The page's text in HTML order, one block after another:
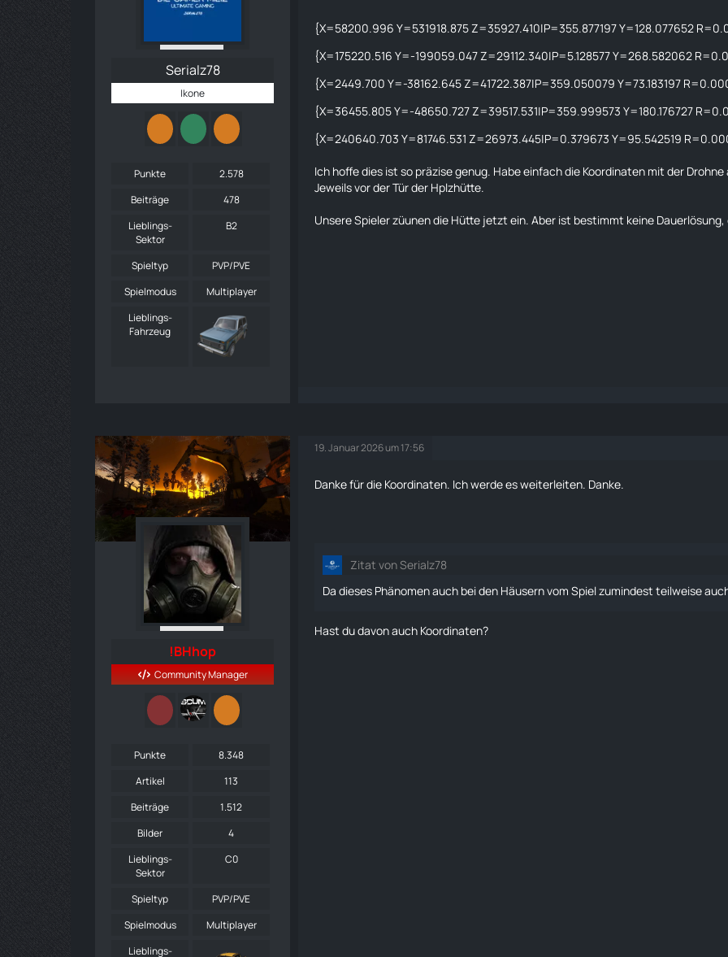
Serialz78
Ikone
Punkte
2.578
Beiträge
478
Lieblings-
Sektor
B2
Spieltyp
PVP/PVE
Spielmodus
Multiplayer
Lieblings-
Fahrzeug
{X=58200.996 Y=531918.875 Z=35927.410|P=355.877197 Y=128.077652
{X=175220.516 Y=-199059.047 Z=29112.340|P=5.128577 Y=268.582062
{X=2449.700 Y=-38162.645 Z=41722.387|P=359.050079 Y=73.183197
{X=36455.805 Y=-48650.727 Z=39517.531|P=359.999573 Y=180.176727
{X=240640.703 Y=81746.531 Z=26973.445|P=0.379673 Y=95.542519
Ich hoffe dies ist so präzise genug. Habe einfach die Koordinaten mit der Drohne
Jeweils vor der Tür der Hplzhütte.
Unsere Spieler züunen die Hütte jetzt ein. Aber ist bestimmt keine
!BHhop
Community Manager
Punkte
8.348
Artikel
113
Beiträge
1.512
Bilder
4
Lieblings-
Sektor
C0
Spieltyp
PVP/PVE
Spielmodus
Multiplayer
Lieblings-
19. Januar 2026 um 17:56
Danke für die Koordinaten. Ich werde es weiterleiten. Danke.
Zitat von Serialz78
Da dieses Phänomen auch bei den Häusern vom Spiel zumindest teilweise
Hast du davon auch Koordinaten?